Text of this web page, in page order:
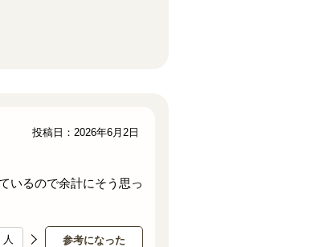
いるので余計にそう思っ
参考になった
人
投稿日：2026年6月2日